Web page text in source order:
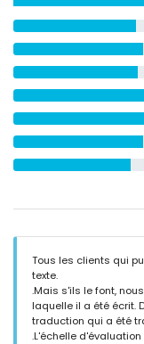
Tous les clients qui
texte.
.Mais s'ils le font,
laquelle il a été écrit.
traduction qui a été
.L'échelle d'évaluation